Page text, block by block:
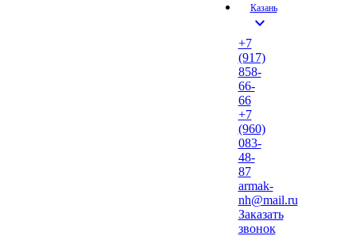
Казань
expand_more
+7
(917)
858-
66-
66
+7
(960)
083-
48-
87
armak-
nh@mail.ru
Заказать
звонок